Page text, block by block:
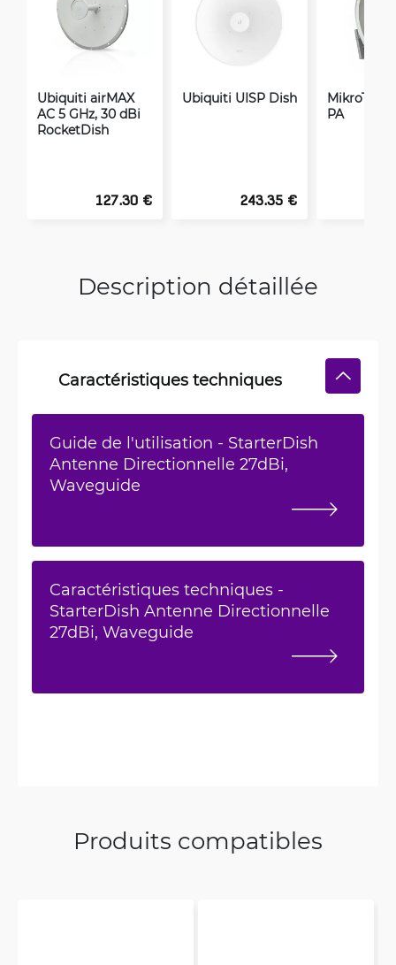
Ubiquiti airMAX
AC 5 GHz, 30 dBi
RocketDish
127.30 €
Ubiquiti UISP Dish
243.35 €
MikroTik
PA
Description détaillée
Caractéristiques techniques
Guide de l'utilisation - StarterDish
Antenne Directionnelle 27dBi,
Waveguide
Caractéristiques techniques -
StarterDish Antenne Directionnelle
27dBi, Waveguide
Produits compatibles